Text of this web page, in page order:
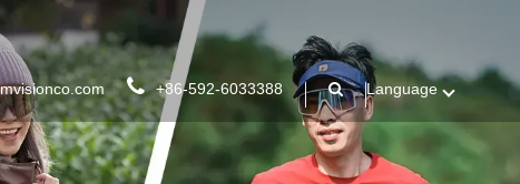
+86-592-6033388 Language